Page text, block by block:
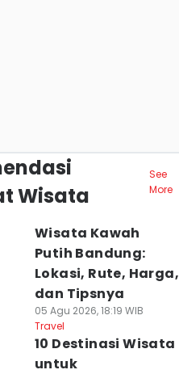
Wisata
See
More
Wisata Kawah
Putih Bandung:
Lokasi, Rute, Harga,
dan Tipsnya
05 Agu 2026, 18:19 WIB
Travel
10 Destinasi Wisata
untuk